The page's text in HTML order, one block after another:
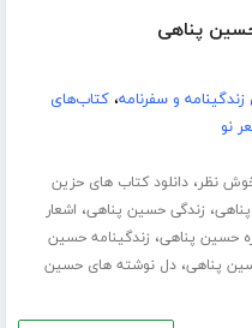
پناهی
و سفرنامه،کتاب‌های
نو
نظر،دانلود کتاب های حزین
، زندگی حسین پناهی، اشعار
حسین پناهی، زندگینامه حسین
پناهی،دل نوشته های حسین